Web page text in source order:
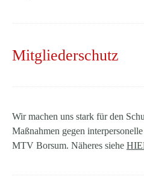
Mitgliederschutz
Wir machen uns stark für den
Maßnahmen gegen
MTV Borsum. Näheres siehe